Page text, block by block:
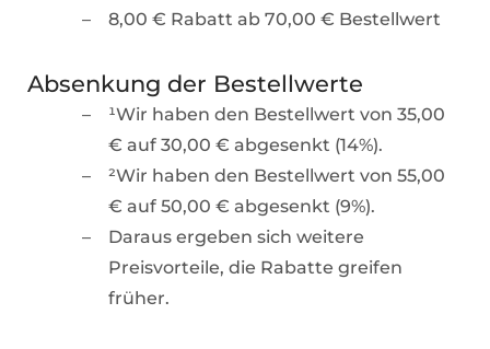
8,00 € Rabatt ab 70,00 € Bestellwert
Absenkung der Bestellwerte
¹Wir haben den Bestellwert von 35,00
€ auf 30,00 € abgesenkt (14%).
²Wir haben den Bestellwert von 55,00
€ auf 50,00 € abgesenkt (9%).
Daraus ergeben sich weitere
Preisvorteile, die Rabatte greifen
früher.